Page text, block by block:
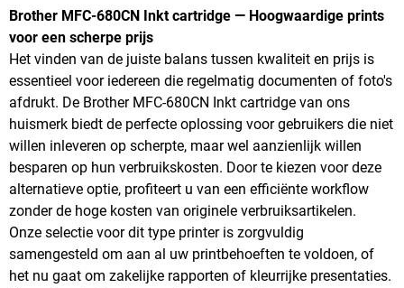
Brother MFC-680CN Inkt cartridge — Hoogwaardige prints
voor een scherpe prijs
Het vinden van de juiste balans tussen kwaliteit en prijs is
essentieel voor iedereen die regelmatig documenten of foto's
afdrukt. De Brother MFC-680CN Inkt cartridge van ons
huismerk biedt de perfecte oplossing voor gebruikers die niet
willen inleveren op scherpte, maar wel aanzienlijk willen
besparen op hun verbruikskosten. Door te kiezen voor deze
alternatieve optie, profiteert u van een efficiënte workflow
zonder de hoge kosten van originele verbruiksartikelen.
Onze selectie voor dit type printer is zorgvuldig
samengesteld om aan al uw printbehoeften te voldoen, of
het nu gaat om zakelijke rapporten of kleurrijke presentaties.